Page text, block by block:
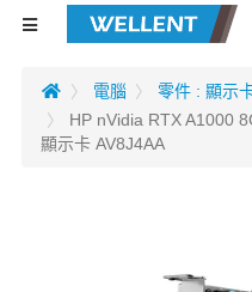
電腦
零件 : 顯示
HP nVidia RTX A1000
顯示卡 AV8J4AA